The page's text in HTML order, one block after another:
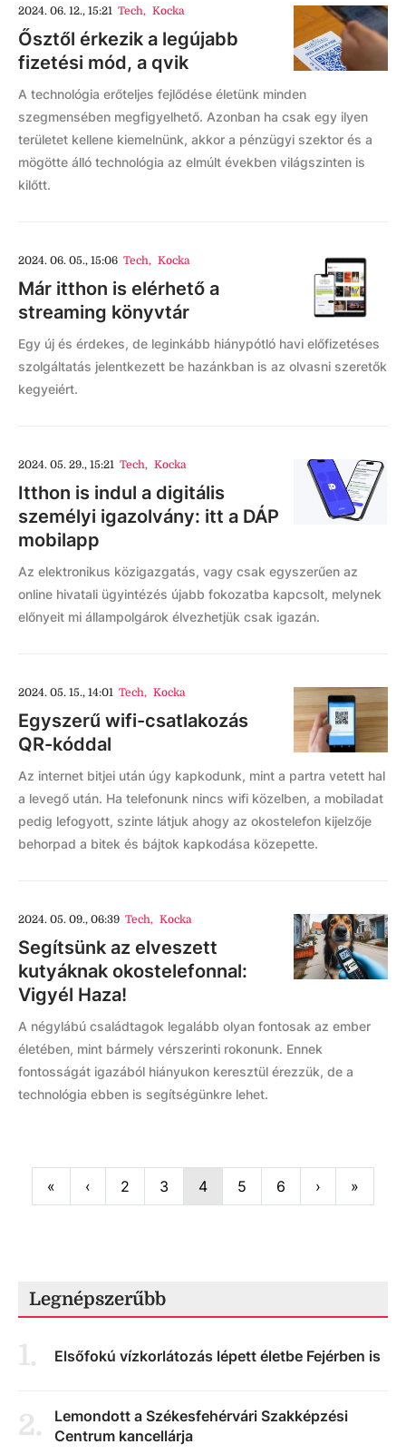
2024. 06. 12., 15:21 Tech, Kocka
Ősztől érkezik a legújabb
fizetési mód, a qvik
A technológia erőteljes fejlődése életünk minden
szegmensében megfigyelhető. Azonban ha csak egy ilyen
területet kellene kiemelnünk, akkor a pénzügyi szektor és a
mögötte álló technológia az elmúlt években világszinten is
kilőtt.
2024. 06. 05., 15:06 Tech, Kocka
Már itthon is elérhető a
streaming könyvtár
Egy új és érdekes, de leginkább hiánypótló havi előfizetéses
szolgáltatás jelentkezett be hazánkban is az olvasni szeretők
kegyeiért.
2024. 05. 29., 15:21 Tech, Kocka
Itthon is indul a digitális
személyi igazolvány: itt a DÁP
mobilapp
Az elektronikus közigazgatás, vagy csak egyszerűen az
online hivatali ügyintézés újabb fokozatba kapcsolt, melynek
előnyeit mi állampolgárok élvezhetjük csak igazán.
2024. 05. 15., 14:01 Tech, Kocka
Egyszerű wifi-csatlakozás
QR-kóddal
Az internet bitjei után úgy kapkodunk, mint a partra vetett hal
a levegő után. Ha telefonunk nincs wifi közelben, a mobiladat
pedig lefogyott, szinte látjuk ahogy az okostelefon kijelzője
behorpad a bitek és bájtok kapkodása közepette.
2024. 05. 09., 06:39 Tech, Kocka
Segítsünk az elveszett
kutyáknak okostelefonnal:
Vigyél Haza!
A négylábú családtagok legalább olyan fontosak az ember
életében, mint bármely vérszerinti rokonunk. Ennek
fontosságát igazából hiányukon keresztül érezzük, de a
technológia ebben is segítségünkre lehet.
« ‹ Previous
2 3 4 5 6 › Next»
Legnépszerűbb
1. Elsőfokú vízkorlátozás lépett életbe Fejérben is
2.
Lemondott a Székesfehérvári Szakképzési
Centrum kancellárja